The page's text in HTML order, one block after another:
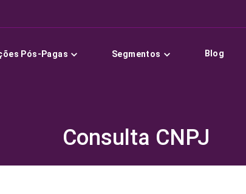
Pós-Pagas Segmentos Blog
Consulta CNPJ